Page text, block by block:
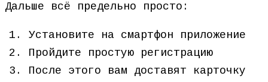
Дальше всё предельно просто:
Установите на смартфон приложение
Пройдите простую регистрацию
После этого вам доставят карточку